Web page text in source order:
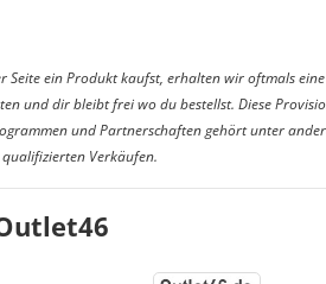
Seite ein Produkt kaufst, erhalten wir oftmals
und dir bleibt frei wo du bestellst. Diese
und Partnerschaften gehört unter
Verkäufen.